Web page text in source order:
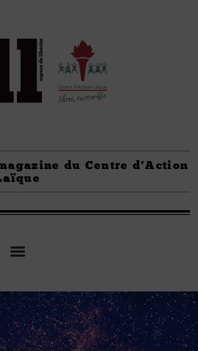
du Centre d'Action